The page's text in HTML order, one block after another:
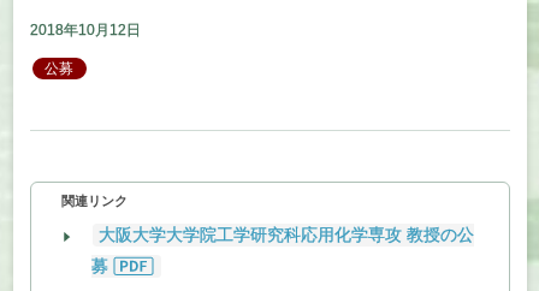
2018年10月12日
公募
関連リンク
大阪大学大学院工学研究科応用化学専攻 教授の公
募